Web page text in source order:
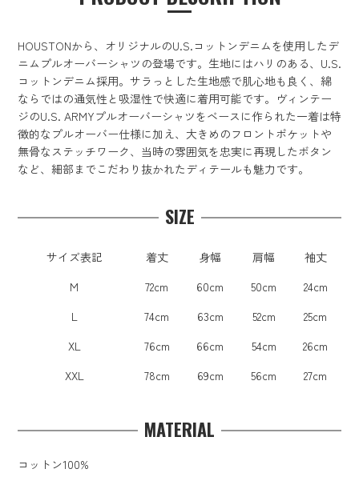
HOUSTONから、オリジナルのU.S.コットンデニムを使用したデ
ニムプルオーバーシャツの登場です。生地にはハリのある、U.S.
コットンデニム採用。サラっとした生地感で肌心地も良く、綿
ならではの通気性と吸湿性で快適に着用可能です。ヴィンテー
ジのU.S. ARMYプルオーバーシャツをベースに作られた一着は特
徴的なプルオーバー仕様に加え、大きめのフロントポケットや
無骨なステッチワーク、当時の雰囲気を忠実に再現したボタン
など、細部までこだわり抜かれたディテールも魅力です。
SIZE
サイズ表記 着丈 身幅 肩幅
袖丈
M
72cm 60cm 50cm
24cm
L
74cm 63cm 52cm
25cm
XL
76cm 66cm 54cm
26cm
XXL
78cm 69cm 56cm 27cm
MATERIAL
コットン100%